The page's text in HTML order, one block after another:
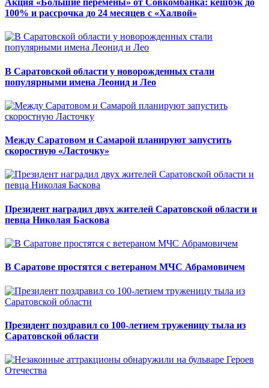
Акция «Большие перемены» от Совкомбанка: кешбэк до
100% и рассрочка до 24 месяцев с «Халвой»
В Саратовской области у новорожденных стали
популярными имена Леонид и Лео
Между Саратовом и Самарой планируют запустить
скоростную «Ласточку»
Президент наградил двух жителей Саратовской области и
певца Николая Баскова
В Саратове простятся с ветераном МЧС Абрамовичем
Президент поздравил со 100-летием труженицу тыла из
Саратовской области